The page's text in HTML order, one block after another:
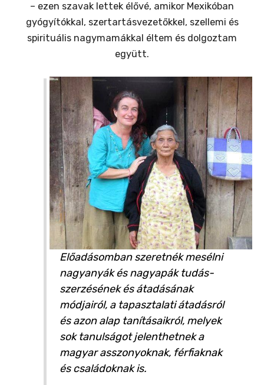
– ezen szavak lettek élővé, amikor Mexikóban
gyógyítókkal, szertartásvezetőkkel, szellemi és
spirituális nagymamákkal éltem és dolgoztam
együtt.
Előadásomban szeretnék mesélni
nagyanyák és nagyapák tudás-
szerzésének és átadásának
módjairól, a tapasztalati átadásról
és azon alap tanításaikról, melyek
sok tanulságot jelenthetnek a
magyar asszonyoknak, férfiaknak
és családoknak is.